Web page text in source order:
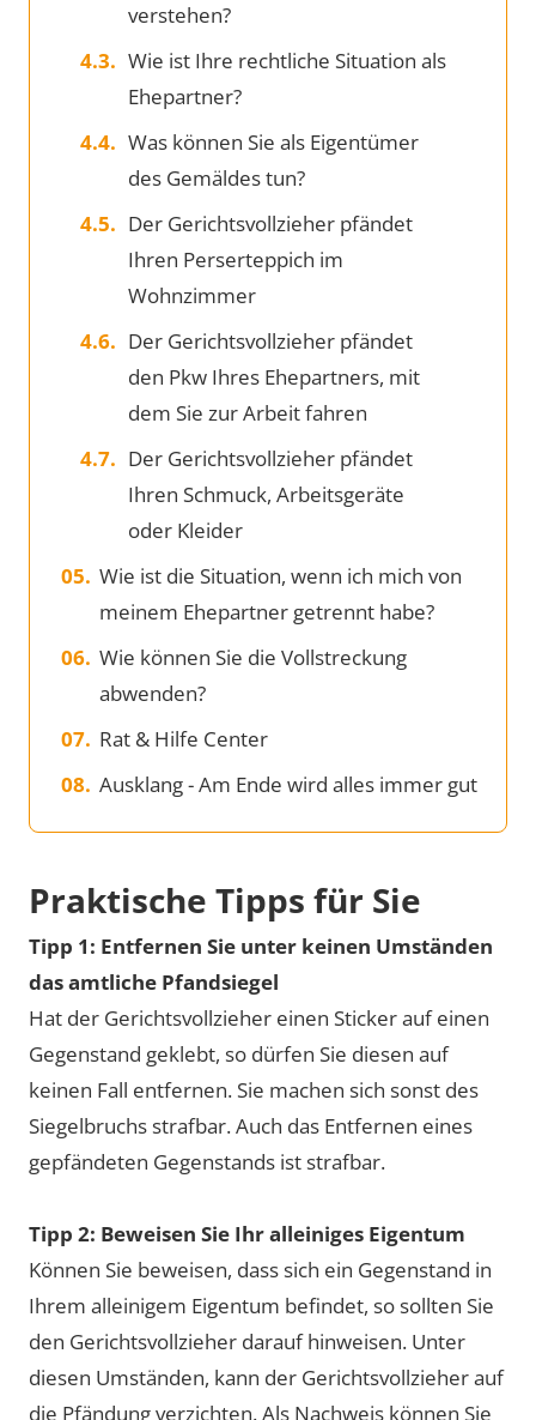
verstehen?
Wie ist Ihre rechtliche Situation als
Ehepartner?
Was können Sie als Eigentümer
des Gemäldes tun?
Der Gerichtsvollzieher pfändet
Ihren Perserteppich im
Wohnzimmer
Der Gerichtsvollzieher pfändet
den Pkw Ihres Ehepartners, mit
dem Sie zur Arbeit fahren
Der Gerichtsvollzieher pfändet
Ihren Schmuck, Arbeitsgeräte
oder Kleider
Wie ist die Situation, wenn ich mich von
meinem Ehepartner getrennt habe?
Wie können Sie die Vollstreckung
abwenden?
Rat & Hilfe Center
Ausklang - Am Ende wird alles immer gut
Praktische Tipps für Sie
Tipp 1: Entfernen Sie unter keinen Umständen
das amtliche Pfandsiegel
Hat der Gerichtsvollzieher einen Sticker auf einen
Gegenstand geklebt, so dürfen Sie diesen auf
keinen Fall entfernen. Sie machen sich sonst des
Siegelbruchs strafbar. Auch das Entfernen eines
gepfändeten Gegenstands ist strafbar.
Tipp 2: Beweisen Sie Ihr alleiniges Eigentum
Können Sie beweisen, dass sich ein Gegenstand in
Ihrem alleinigem Eigentum befindet, so sollten Sie
den Gerichtsvollzieher darauf hinweisen. Unter
diesen Umständen, kann der Gerichtsvollzieher auf
die Pfändung verzichten. Als Nachweis können Sie